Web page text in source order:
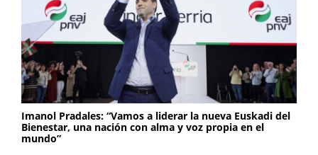
Imanol Pradales: “Vamos a liderar la nueva Euskadi del
Bienestar, una nación con alma y voz propia en el
mundo”